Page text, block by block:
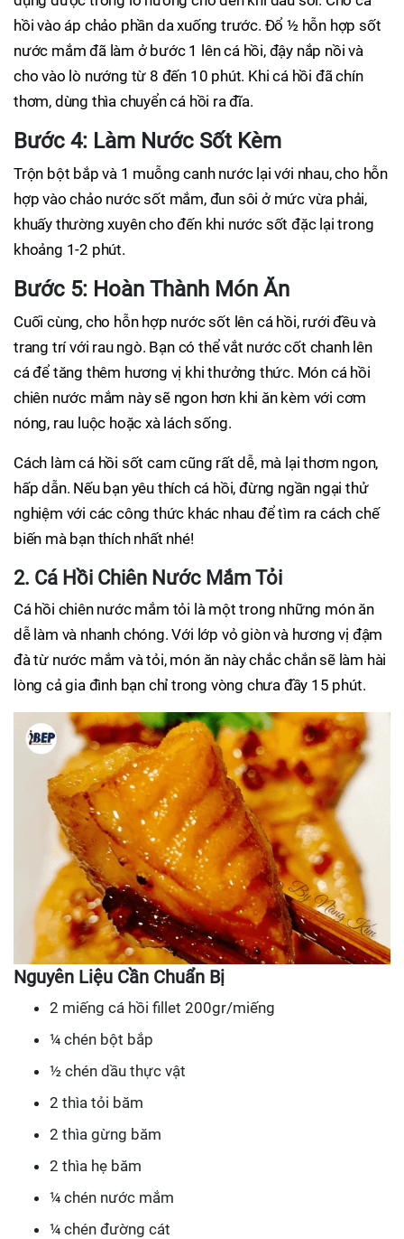
hồi vào áp chảo phần da xuống trước. Đổ ½ hỗn hợp sốt
nước mắm đã làm ở bước 1 lên cá hồi, đậy nắp nồi và
cho vào lò nướng từ 8 đến 10 phút. Khi cá hồi đã chín
thơm, dùng thìa chuyển cá hồi ra đĩa.
Bước 4: Làm Nước Sốt Kèm
Trộn bột bắp và 1 muỗng canh nước lại với nhau, cho hỗn
hợp vào chảo nước sốt mắm, đun sôi ở mức vừa phải,
khuấy thường xuyên cho đến khi nước sốt đặc lại trong
khoảng 1-2 phút.
Bước 5: Hoàn Thành Món Ăn
Cuối cùng, cho hỗn hợp nước sốt lên cá hồi, rưới đều và
trang trí với rau ngò. Bạn có thể vắt nước cốt chanh lên
cá để tăng thêm hương vị khi thưởng thức. Món cá hồi
chiên nước mắm này sẽ ngon hơn khi ăn kèm với cơm
nóng, rau luộc hoặc xà lách sống.
Cách làm cá hồi sốt cam cũng rất dễ, mà lại thơm ngon,
hấp dẫn. Nếu bạn yêu thích cá hồi, đừng ngần ngại thử
nghiệm với các công thức khác nhau để tìm ra cách chế
biến mà bạn thích nhất nhé!
2. Cá Hồi Chiên Nước Mắm Tỏi
Cá hồi chiên nước mắm tỏi là một trong những món ăn
dễ làm và nhanh chóng. Với lớp vỏ giòn và hương vị đậm
đà từ nước mắm và tỏi, món ăn này chắc chắn sẽ làm hài
lòng cả gia đình bạn chỉ trong vòng chưa đầy 15 phút.
Nguyên Liệu Cần Chuẩn Bị
2 miếng cá hồi fillet 200gr/miếng
¼ chén bột bắp
½ chén dầu thực vật
2 thìa tỏi băm
2 thìa gừng băm
2 thìa hẹ băm
¼ chén nước mắm
¼ chén đường cát